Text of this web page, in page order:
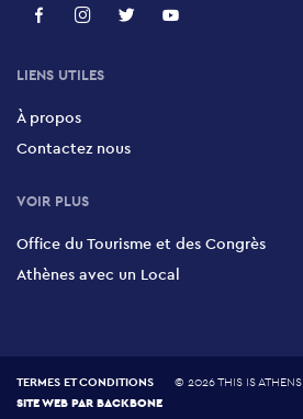
LIENS UTILES
À propos
Contactez nous
VOIR PLUS
Office du Tourisme et des Congrès
Athènes avec un Local
TERMES ET CONDITIONS © 2026 THIS IS ATHENS
SITE WEB PAR BACKBONE